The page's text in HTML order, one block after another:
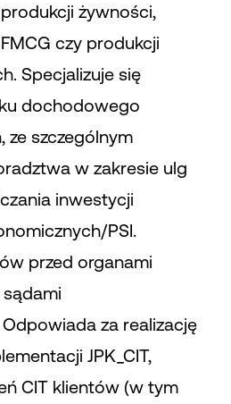
żywności,
czy produkcji
Specjalizuje się
dochodowego
szczególnym
w zakresie ulg
inwestycji
PSI.
przed organami
za realizację
JPK_CIT,
CIT klientów (w tym